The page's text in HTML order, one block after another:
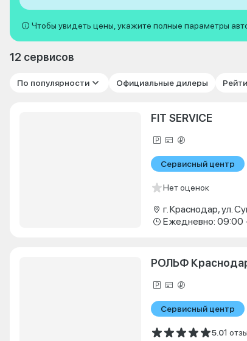
Чтобы увидеть цены, укажите полные параметры
12 сервисов
По популярности Официальные дилеры
FIT SERVICE
Сервисный центр
Нет оценок
г. Краснодар, ул.
Ежедневно: 09:00
РОЛЬФ
Сервисный центр
5.01